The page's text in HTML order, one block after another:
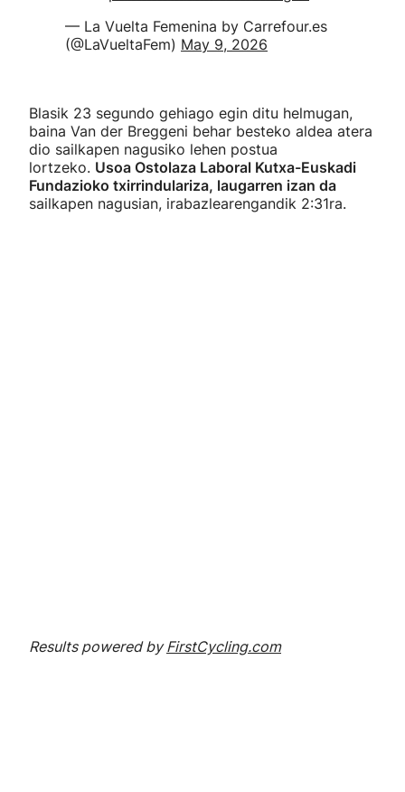
— La Vuelta Femenina by Carrefour.es
(@LaVueltaFem) May 9, 2026
Blasik 23 segundo gehiago egin ditu helmugan,
baina Van der Breggeni behar besteko aldea atera
dio sailkapen nagusiko lehen postua
lortzeko. Usoa Ostolaza Laboral Kutxa-Euskadi
Fundazioko txirrindulariza, laugarren izan da
sailkapen nagusian, irabazlearengandik 2:31ra.
Results powered byFirstCycling.com